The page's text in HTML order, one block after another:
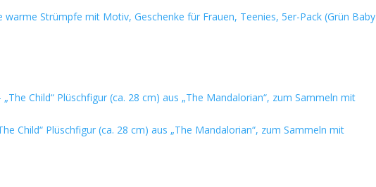
warme Strümpfe mit Motiv, Geschenke für Frauen, Teenies, 5er-Pack (Grün Baby
Child“ Plüschfigur (ca. 28 cm) aus „The Mandalorian“, zum Sammeln mit